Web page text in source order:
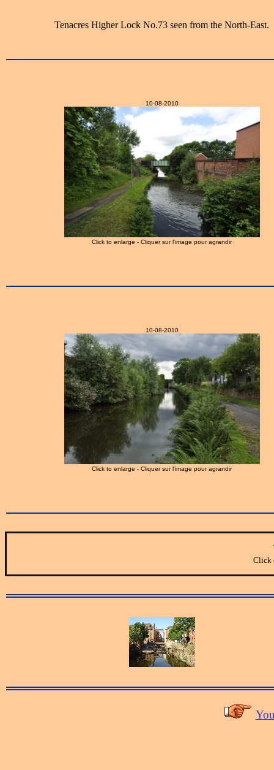
Tenacres Higher Lock No.73 seen from the North-East.
10-08-2010
Click to enlarge - Cliquer sur l'image pour agrandir
10-08-2010
Click to enlarge - Cliquer sur l'image pour agrandir
Click